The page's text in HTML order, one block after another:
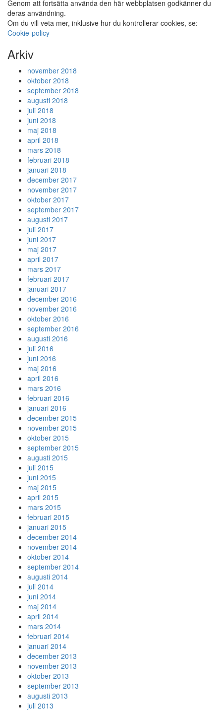
Genom att fortsätta använda den här webbplatsen godkänner du
deras användning.
Om du vill veta mer, inklusive hur du kontrollerar cookies, se:
Cookie-policy
Arkiv
november 2018
oktober 2018
september 2018
augusti 2018
juli 2018
juni 2018
maj 2018
april 2018
mars 2018
februari 2018
januari 2018
december 2017
november 2017
oktober 2017
september 2017
augusti 2017
juli 2017
juni 2017
maj 2017
april 2017
mars 2017
februari 2017
januari 2017
december 2016
november 2016
oktober 2016
september 2016
augusti 2016
juli 2016
juni 2016
maj 2016
april 2016
mars 2016
februari 2016
januari 2016
december 2015
november 2015
oktober 2015
september 2015
augusti 2015
juli 2015
juni 2015
maj 2015
april 2015
mars 2015
februari 2015
januari 2015
december 2014
november 2014
oktober 2014
september 2014
augusti 2014
juli 2014
juni 2014
maj 2014
april 2014
mars 2014
februari 2014
januari 2014
december 2013
november 2013
oktober 2013
september 2013
augusti 2013
juli 2013